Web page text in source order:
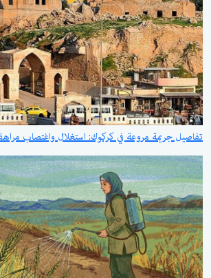
تفاصيل جريمة مروعة في كركوك: استغلال واغتصاب